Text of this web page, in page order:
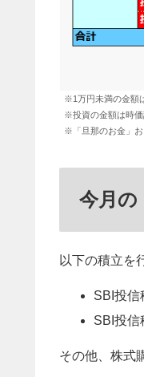
※1万円未満の金額
※投資の金額は時価
※「旦那のお金」お
今月の
以下の積立を
SBI投
SBI投
その他、株式